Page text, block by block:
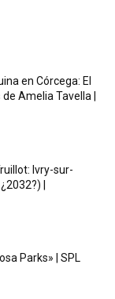
en Córcega: El
Amelia Tavella |
Ivry-sur-
|
Parks» | SPL